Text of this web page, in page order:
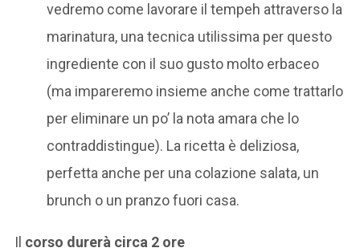
vedremo come lavorare il tempeh attraverso la
marinatura, una tecnica utilissima per questo
ingrediente con il suo gusto molto erbaceo
(ma impareremo insieme anche come trattarlo
per eliminare un po’ la nota amara che lo
contraddistingue). La ricetta è deliziosa,
perfetta anche per una colazione salata, un
brunch o un pranzo fuori casa.
Il corso durerà circa 2 ore